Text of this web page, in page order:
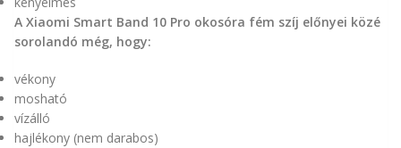
A Xiaomi Smart Band 10 Pro okosóra fém szíj előnyei közé
sorolandó még, hogy:
vékony
mosható
vízálló
hajlékony (nem darabos)